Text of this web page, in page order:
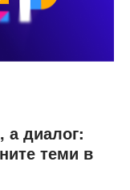
а диалог:
теми в